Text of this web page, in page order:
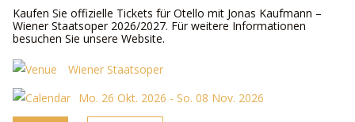
Kaufen Sie offizielle Tickets für Otello mit Jonas Kaufmann –
Wiener Staatsoper 2026/2027. Für weitere Informationen
besuchen Sie unsere Website.
Wiener Staatsoper
Mo. 26 Okt. 2026 - So. 08 Nov. 2026